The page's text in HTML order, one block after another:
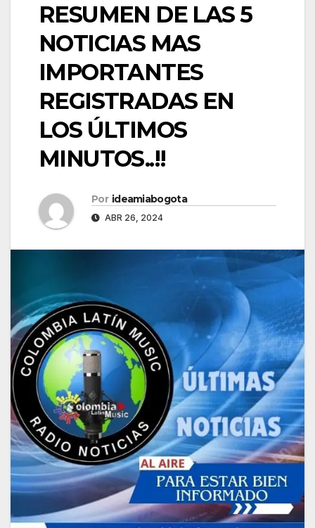
RESUMEN DE LAS 5
NOTICIAS MAS
IMPORTANTES
REGISTRADAS EN
LOS ÚLTIMOS
MINUTOS..!!
Por ideamiabogota
ABR 26, 2024